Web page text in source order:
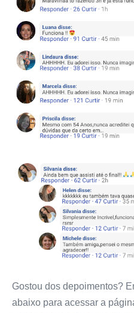
Gostou dos depoimentos?
abaixo para acessar a